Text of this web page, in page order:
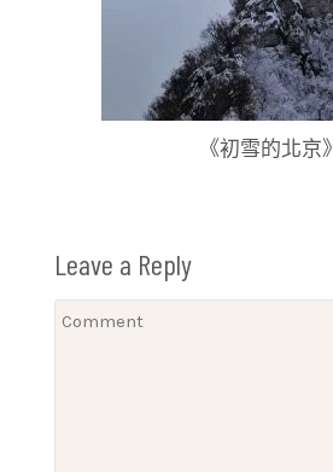
《初雪的北京》
Leave a Reply